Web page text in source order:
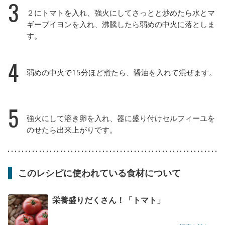
3
２にトマトを入れ、強火にしてさっとと炒めたら水とマ
ギーブイヨンを入れ、沸騰したら弱めの中火に落としま
す。
4 弱めの中火で15分ほど煮たら、醤油を入れて混ぜます。
5
強火にして溶き卵を入れ、器に盛り付けセルフィーユを
のせたら出来上がりです。
このレシピに使われている食材について
栄養盛りだくさん！「トマト」